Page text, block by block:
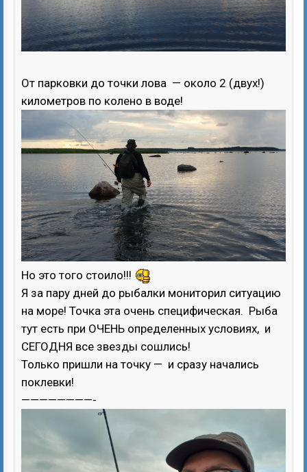
От парковки до точки лова — около 2 (двух!)
километров по колено в воде!
Но это того стоило!!!
Я за пару дней до рыбалки мониторил ситуацию
на море! Точка эта очень специфическая. Рыба
тут есть при ОЧЕНЬ определенных условиях, и
СЕГОДНЯ все звезды сошлись!
Только пришли на точку — и сразу начались
поклевки!
————————-